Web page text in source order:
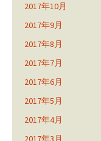
2017年10月
2017年9月
2017年8月
2017年7月
2017年6月
2017年5月
2017年4月
2017年3月